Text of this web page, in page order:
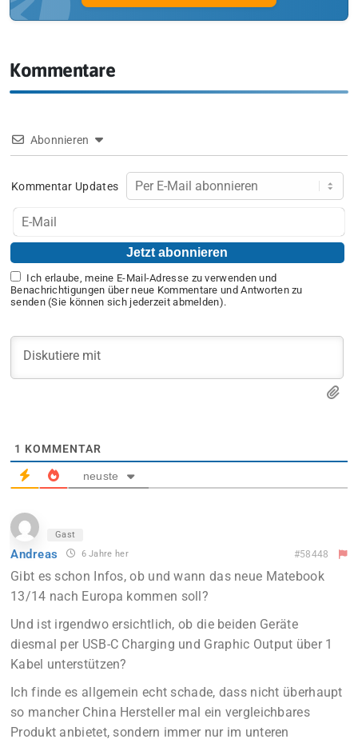
Kommentare
Abonnieren
Kommentar Updates
Ich erlaube, meine E-Mail-Adresse zu verwenden und
Benachrichtigungen über neue Kommentare und Antworten zu
senden (Sie können sich jederzeit abmelden).
1 KOMMENTAR
neuste
Gast
Andreas 6 Jahre her #58448
Gibt es schon Infos, ob und wann das neue Matebook
13/14 nach Europa kommen soll?
Und ist irgendwo ersichtlich, ob die beiden Geräte
diesmal per USB-C Charging und Graphic Output über 1
Kabel unterstützen?
Ich finde es allgemein echt schade, dass nicht überhaupt
so mancher China Hersteller mal ein vergleichbares
Produkt anbietet, sondern immer nur im unteren